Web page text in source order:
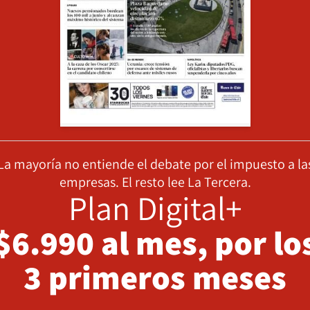
mayoría no entiende el debate por el impuesto a
empresas. El resto lee La Tercera.
Plan Digital+
al mes, por
3 primeros meses